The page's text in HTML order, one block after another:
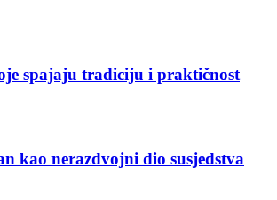
spajaju tradiciju i praktičnost
kao nerazdvojni dio susjedstva